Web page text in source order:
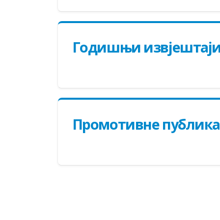
Годишњи
Прoмoтивнe